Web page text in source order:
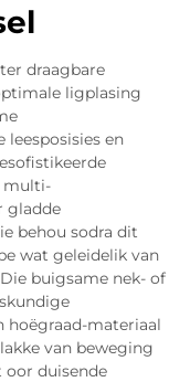
draagbare
ligplasing
leesposisies en
multi-
gladde
behou sodra dit
wat geleidelik van
buigsame nek- of
hoëgraad-materiaal
van beweging
duisende